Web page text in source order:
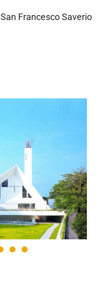
Francesco Saverio